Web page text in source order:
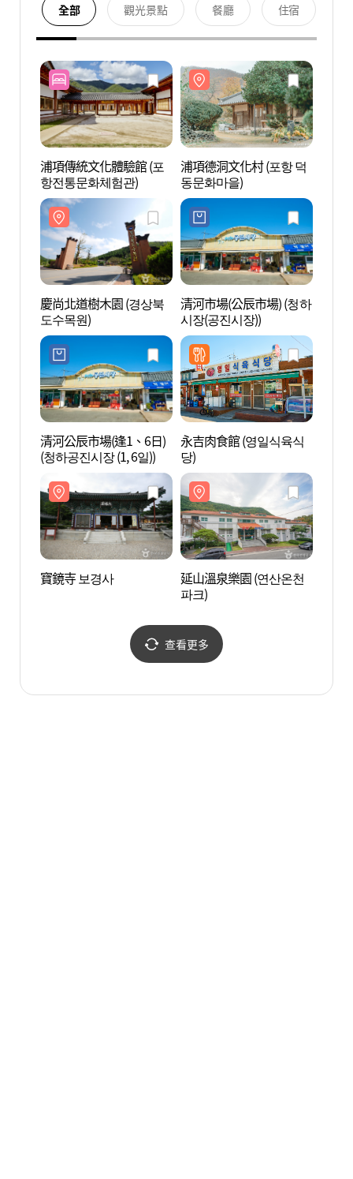
全部 觀光景點 餐廳 住宿
浦項傳統文化體驗館 (포
항전통문화체험관)
浦項德洞文化村 (포항 덕
동문화마을)
慶尚北道樹木園 (경상북
도수목원)
清河市場(公辰市場) (청하
시장(공진시장))
清河公辰市場(逢1、6日)
(청하공진시장 (1, 6일))
永吉肉食館 (영일식육식
당)
寶鏡寺 보경사
延山溫泉樂園 (연산온천
파크)
查看更多